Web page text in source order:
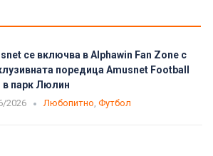
се включва в Alphawin Fan Zone с
поредица Amusnet Football
в парк Люлин
2026 Любопитно, Футбол